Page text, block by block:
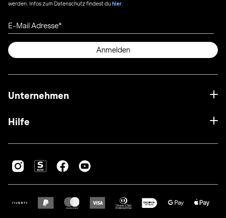
werden. Infos zum Datenschutz findest duhier
E-Mail Adresse
Anmelden
Unternehmen
Hilfe